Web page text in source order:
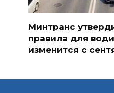
Минтранс
правила для
изменится с